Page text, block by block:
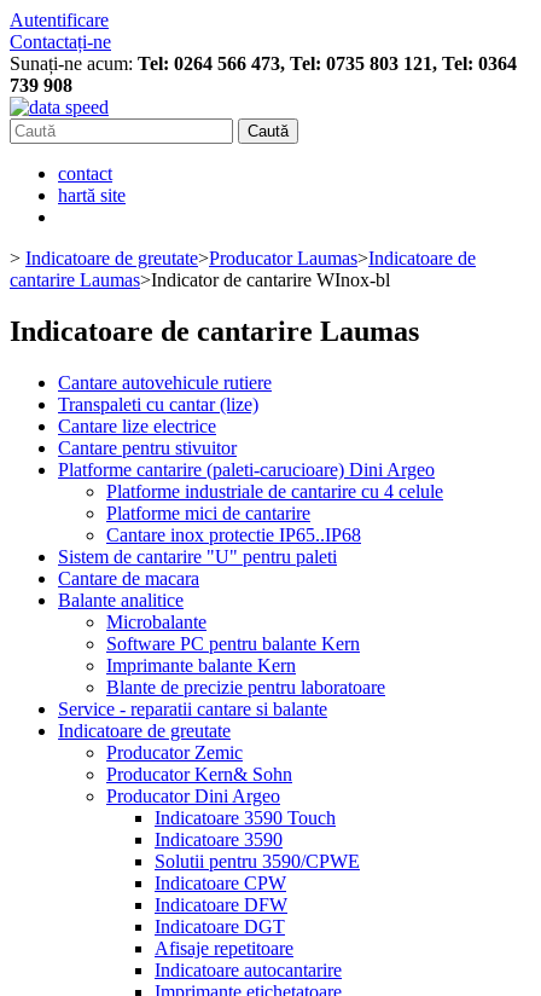
Autentificare
Contactați-ne
Sunați-ne acum: Tel: 0264 566 473, Tel: 0735 803 121, Tel: 0364
739 908
Caută
contact
hartă site
> Indicatoare de greutate>Producator Laumas>Indicatoare de
cantarire Laumas>Indicator de cantarire WInox-bl
Indicatoare de cantarire Laumas
Cantare autovehicule rutiere
Transpaleti cu cantar (lize)
Cantare lize electrice
Cantare pentru stivuitor
Platforme cantarire (paleti-carucioare) Dini Argeo
Platforme industriale de cantarire cu 4 celule
Platforme mici de cantarire
Cantare inox protectie IP65..IP68
Sistem de cantarire "U" pentru paleti
Cantare de macara
Balante analitice
Microbalante
Software PC pentru balante Kern
Imprimante balante Kern
Blante de precizie pentru laboratoare
Service - reparatii cantare si balante
Indicatoare de greutate
Producator Zemic
Producator Kern& Sohn
Producator Dini Argeo
Indicatoare 3590 Touch
Indicatoare 3590
Solutii pentru 3590/CPWE
Indicatoare CPW
Indicatoare DFW
Indicatoare DGT
Afisaje repetitoare
Indicatoare autocantarire
Imprimante etichetatoare